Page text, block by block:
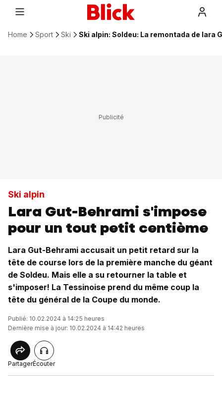
Home Sport Ski Ski alpin: Soldeu: La remontada de lara
Ski alpin
Lara Gut-Behrami s'impose
pour un tout petit centième
Lara Gut-Behrami accusait un petit retard sur la
tête de course lors de la première manche du géant
de Soldeu. Mais elle a su retourner la table et
s'imposer! La Tessinoise prend du même coup la
tête du général de la Coupe du monde.
Publié: 10.02.2024 à 14:25 heures
Dernière mise à jour: 10.02.2024 à 14:42 heures
PartagerÉcouter